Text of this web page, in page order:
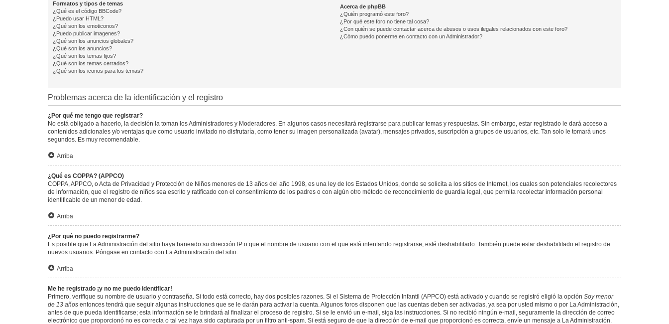
Formatos y tipos de temas
¿Qué es el código BBCode?
¿Puedo usar HTML?
¿Qué son los emoticonos?
¿Puedo publicar imagenes?
¿Qué son los anuncios globales?
¿Qué son los anuncios?
¿Qué son los temas fijos?
¿Qué son los temas cerrados?
¿Qué son los iconos para los temas?
Acerca de phpBB
¿Quién programó este foro?
¿Por qué este foro no tiene tal cosa?
¿Con quién se puede contactar acerca de abusos o usos ilegales relacionados con este foro?
¿Cómo puedo ponerme en contacto con un Administrador?
Problemas acerca de la identificación y el registro
¿Por qué me tengo que registrar?
No está obligado a hacerlo, la decisión la toman los Administradores y Moderadores. En algunos casos necesitará registrarse para publicar temas y respuestas. Sin embargo, estar registrado le dará acceso a
contenidos adicionales y/o ventajas que como usuario invitado no disfrutaría, como tener su imagen personalizada (avatar), mensajes privados, suscripción a grupos de usuarios, etc. Tan solo le tomará unos
segundos. Es muy recomendable.
Arriba
¿Qué es COPPA? (APPCO)
COPPA, APPCO, o Acta de Privacidad y Protección de Niños menores de 13 años del año 1998, es una ley de los Estados Unidos, donde se solicita a los sitios de Internet, los cuales son potenciales recolectores
de información, que el registro de niños sea escrito y ratificado con el consentimiento de los padres o con algún otro método de reconocimiento de guardia legal, que permita recolectar información personal
identificable de un menor de edad.
Arriba
¿Por qué no puedo registrarme?
Es posible que La Administración del sitio haya baneado su dirección IP o que el nombre de usuario con el que está intentando registrarse, esté deshabilitado. También puede estar deshabilitado el registro de
nuevos usuarios. Póngase en contacto con La Administración del sitio.
Arriba
Me he registrado ¡y no me puedo identificar!
Primero, verifique su nombre de usuario y contraseña. Si todo está correcto, hay dos posibles razones. Si el Sistema de Protección Infantil (APPCO) está activado y cuando se registró eligió la opción Soy menor
de 13 años entonces tendrá que seguir algunas instrucciones que se le darán para activar la cuenta. Algunos foros disponen que las cuentas deben ser activadas, ya sea por usted mismo o por La Administración,
antes de que pueda identificarse; esta información se le brindará al finalizar el proceso de registro. Si se le envió un e-mail, siga las instrucciones. Si no recibió ningún e-mail, seguramente la dirección de correo
electrónico que proporcionó no es correcta o tal vez haya sido capturada por un filtro anti-spam. Si está seguro de que la dirección de e-mail que proporcionó es correcta, envíe un mensaje a La Administración.